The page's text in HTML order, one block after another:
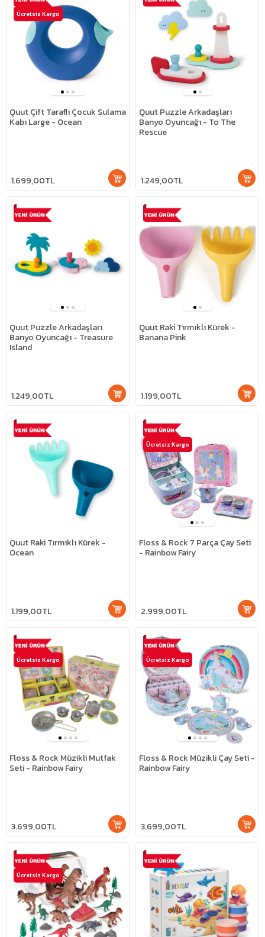
Quut Çift Taraflı Çocuk Sulama
Kabı Large - Ocean
1.699,00TL
Ücretsiz Kargo
Quut Puzzle Arkadaşları
Banyo Oyuncağı - To The
Rescue
1.249,00TL
Quut Puzzle Arkadaşları
Banyo Oyuncağı - Treasure
Island
1.249,00TL
Quut Raki Tırmıklı Kürek -
Banana Pink
1.199,00TL
Quut Raki Tırmıklı Kürek -
Ocean
1.199,00TL
Floss & Rock 7 Parça Çay Seti
- Rainbow Fairy
2.999,00TL
Ücretsiz Kargo
Floss & Rock Müzikli Mutfak
Seti - Rainbow Fairy
3.699,00TL
Ücretsiz Kargo
Floss & Rock Müzikli Çay Seti -
Rainbow Fairy
3.699,00TL
Ücretsiz Kargo
Ücretsiz Kargo